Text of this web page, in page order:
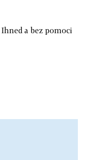
a bez pomoci